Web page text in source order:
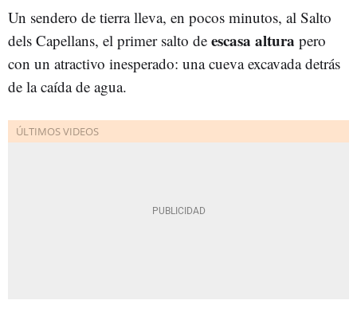
Un sendero de tierra lleva, en pocos minutos, al Salto
dels Capellans, el primer salto de escasa altura pero
con un atractivo inesperado: una cueva excavada detrás
de la caída de agua.